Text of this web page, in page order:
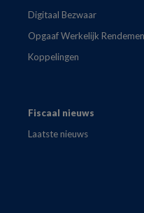
Digitaal Bezwaar
Opgaaf Werkelijk
Koppelingen
Fiscaal nieuws
Laatste nieuws